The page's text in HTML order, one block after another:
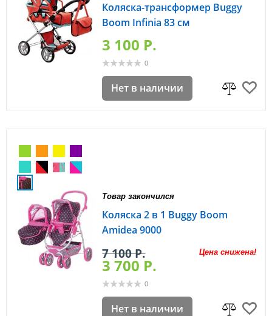
Коляска-трансформер Buggy
Boom Infinia 83 см
3 100 P.
0
Нет в наличии
Товар закончился
Коляска 2 в 1 Buggy Boom
Amidea 9000
Цена снижена!
7 100 P.
3 700 P.
0
Нет в наличии